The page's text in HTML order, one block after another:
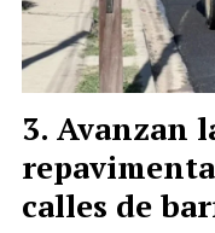
Avanzan
calles de